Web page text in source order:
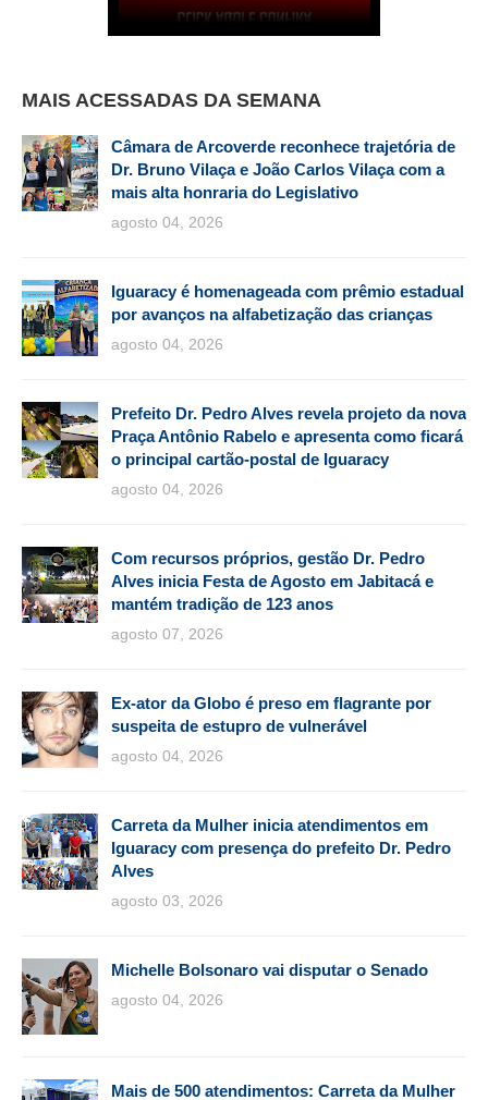
MAIS ACESSADAS DA SEMANA
Câmara de Arcoverde reconhece trajetória de
Dr. Bruno Vilaça e João Carlos Vilaça com a
mais alta honraria do Legislativo
agosto 04, 2026
Iguaracy é homenageada com prêmio estadual
por avanços na alfabetização das crianças
agosto 04, 2026
Prefeito Dr. Pedro Alves revela projeto da nova
Praça Antônio Rabelo e apresenta como ficará
o principal cartão-postal de Iguaracy
agosto 04, 2026
Com recursos próprios, gestão Dr. Pedro
Alves inicia Festa de Agosto em Jabitacá e
mantém tradição de 123 anos
agosto 07, 2026
Ex-ator da Globo é preso em flagrante por
suspeita de estupro de vulnerável
agosto 04, 2026
Carreta da Mulher inicia atendimentos em
Iguaracy com presença do prefeito Dr. Pedro
Alves
agosto 03, 2026
Michelle Bolsonaro vai disputar o Senado
agosto 04, 2026
Mais de 500 atendimentos: Carreta da Mulher